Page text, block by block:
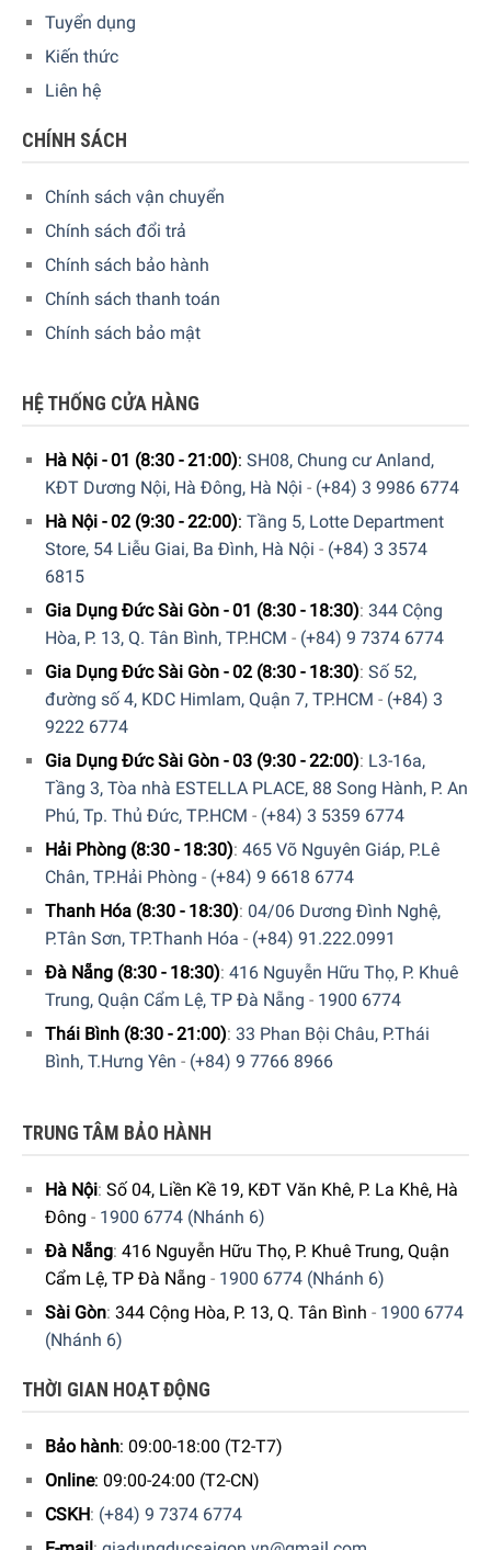
Tuyển dụng
Kiến thức
Liên hệ
CHÍNH SÁCH
Chính sách vận chuyển
Chính sách đổi trả
Chính sách bảo hành
Chính sách thanh toán
Chính sách bảo mật
HỆ THỐNG CỬA HÀNG
Hà Nội - 01 (8:30 - 21:00): SH08, Chung cư Anland,
KĐT Dương Nội, Hà Đông, Hà Nội - (+84) 3 9986 6774
Hà Nội - 02 (9:30 - 22:00): Tầng 5, Lotte Department
Store, 54 Liễu Giai, Ba Đình, Hà Nội - (+84) 3 3574
6815
Gia Dụng Đức Sài Gòn - 01 (8:30 - 18:30): 344 Cộng
Hòa, P. 13, Q. Tân Bình, TP.HCM - (+84) 9 7374 6774
Gia Dụng Đức Sài Gòn - 02 (8:30 - 18:30): Số 52,
đường số 4, KDC Himlam, Quận 7, TP.HCM - (+84) 3
9222 6774
Gia Dụng Đức Sài Gòn - 03 (9:30 - 22:00): L3-16a,
Tầng 3, Tòa nhà ESTELLA PLACE, 88 Song Hành, P. An
Phú, Tp. Thủ Đức, TP.HCM - (+84) 3 5359 6774
Hải Phòng (8:30 - 18:30): 465 Võ Nguyên Giáp, P.Lê
Chân, TP.Hải Phòng - (+84) 9 6618 6774
Thanh Hóa (8:30 - 18:30): 04/06 Dương Đình Nghệ,
P.Tân Sơn, TP.Thanh Hóa - (+84) 91.222.0991
Đà Nẵng (8:30 - 18:30): 416 Nguyễn Hữu Thọ, P. Khuê
Trung, Quận Cẩm Lệ, TP Đà Nẵng - 1900 6774
Thái Bình (8:30 - 21:00): 33 Phan Bội Châu, P.Thái
Bình, T.Hưng Yên - (+84) 9 7766 8966
TRUNG TÂM BẢO HÀNH
Hà Nội: Số 04, Liền Kề 19, KĐT Văn Khê, P. La Khê, Hà
Đông - 1900 6774 (Nhánh 6)
Đà Nẵng: 416 Nguyễn Hữu Thọ, P. Khuê Trung, Quận
Cẩm Lệ, TP Đà Nẵng - 1900 6774 (Nhánh 6)
Sài Gòn: 344 Cộng Hòa, P. 13, Q. Tân Bình - 1900 6774
(Nhánh 6)
THỜI GIAN HOẠT ĐỘNG
Bảo hành: 09:00-18:00 (T2-T7)
Online: 09:00-24:00 (T2-CN)
CSKH: (+84) 9 7374 6774